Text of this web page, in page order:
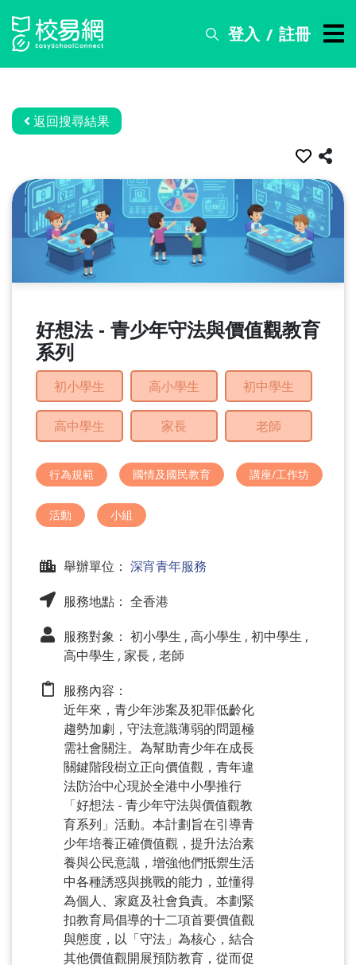
登入 / 註冊
搜
務
資
訊
關
我
返回搜尋結果
好想法 - 青少年守法與價值觀教育
系列
初小學生 高小學生 初中學生
高中學生 家長 老師
行為規範 國情及國民教育 講座/工作坊
活動 小組
舉辦單位： 深宵青年服務
服務地點： 全香港
服務對象： 初小學生 , 高小學生 , 初中學生 ,
高中學生 , 家長 , 老師
服務內容：
近年來，青少年涉案及犯罪低齡化
趨勢加劇，守法意識薄弱的問題極
需社會關注。為幫助青少年在成長
關鍵階段樹立正向價值觀，青年違
法防治中心現於全港中小學推行
「好想法 - 青少年守法與價值觀教
育系列」活動。本計劃旨在引導青
少年培養正確價值觀，提升法治素
養與公民意識，增強他們抵禦生活
中各種誘惑與挑戰的能力，並懂得
為個人、家庭及社會負責。本劃緊
扣教育局倡導的十二項首要價值觀
與態度，以「守法」為核心，結合
其他價值觀開展預防教育，從而促